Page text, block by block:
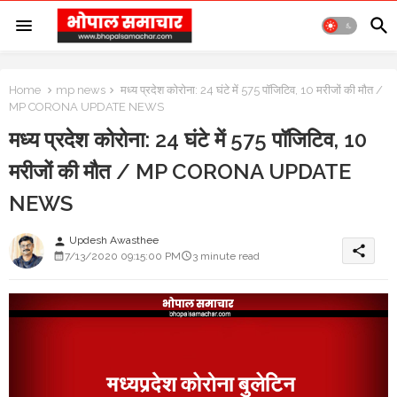
Home mp news
मध्य प्रदेश कोरोना: 24 घंटे में 575 पॉजिटिव, 10 मरीजों की मौत /
MP CORONA UPDATE NEWS
मध्य प्रदेश कोरोना: 24 घंटे में 575 पॉजिटिव, 10
मरीजों की मौत / MP CORONA UPDATE
NEWS
person Updesh Awasthee
7/13/2020 09:15:00 PM
3 minute read share